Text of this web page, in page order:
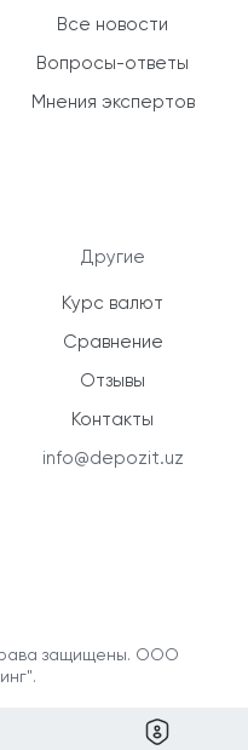
Все новости
Вопросы-ответы
Мнения экспертов
Другие
Курс валют
Сравнение
Отзывы
Контакты
info@depozit.uz
защищены. ООО